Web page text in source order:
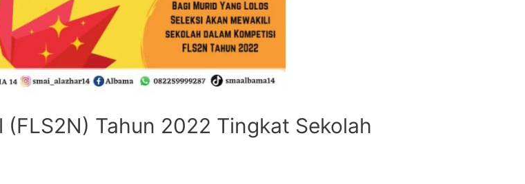
Tahun 2022 Tingkat Sekolah